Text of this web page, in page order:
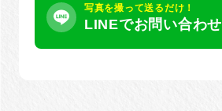
写真を撮って送るだけ！
LINEでお問い合わせ